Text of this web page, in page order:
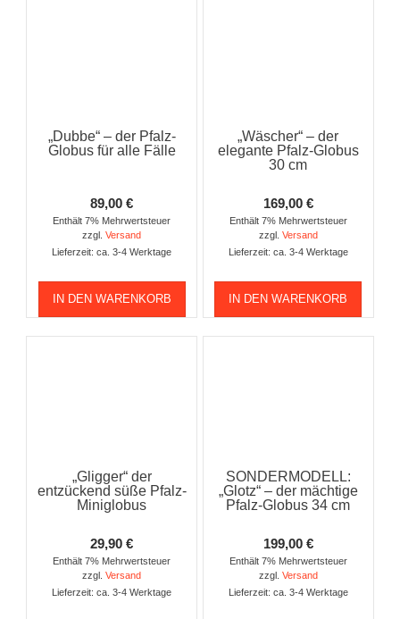
„Dubbe“ – der Pfalz-
Globus für alle Fälle
89,00€
Enthält 7% Mehrwertsteuer
zzgl.Versand
Lieferzeit: ca. 3-4 Werktage
IN DEN WARENKORB
„Wäscher“ – der
elegante Pfalz-Globus
30 cm
169,00 €
Enthält 7% Mehrwertsteuer
zzgl. Versand
Lieferzeit: ca. 3-4 Werktage
IN DEN WARENKORB
„Gligger“ der
entzückend süße Pfalz-
Miniglobus
29,90€
Enthält 7% Mehrwertsteuer
zzgl.Versand
Lieferzeit: ca. 3-4 Werktage
SONDERMODELL:
„Glotz“ – der mächtige
Pfalz-Globus 34 cm
199,00 €
Enthält 7% Mehrwertsteuer
zzgl. Versand
Lieferzeit: ca. 3-4 Werktage